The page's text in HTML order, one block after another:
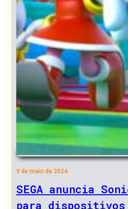
9 de maio de 2024
SEGA anuncia
para dispositivos